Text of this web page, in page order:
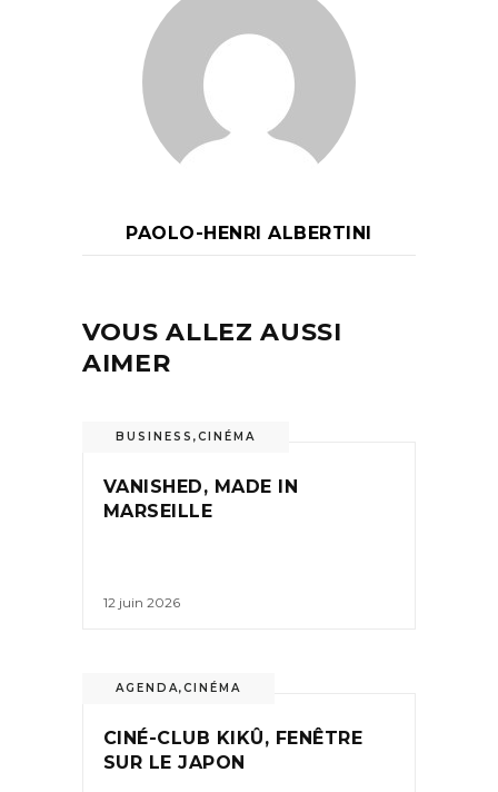
PAOLO-HENRI ALBERTINI
VOUS ALLEZ AUSSI
AIMER
BUSINESS ,CINÉMA
VANISHED, MADE IN
MARSEILLE
12 juin 2026
AGENDA,CINÉMA
CINÉ-CLUB KIKÛ, FENÊTRE
SUR LE JAPON